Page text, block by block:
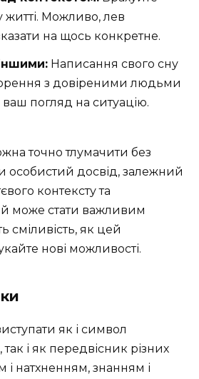
житті. Можливо, лев
на щось конкретне.
Написання свого сну
з довіреними людьми
погляд на ситуацію.
точно тлумачити без
особистий досвід, залежний
контексту та
може стати важливим
сміливість, як цей
нові можливості.
як і символ
і як передвісник різних
і натхненням, знанням і